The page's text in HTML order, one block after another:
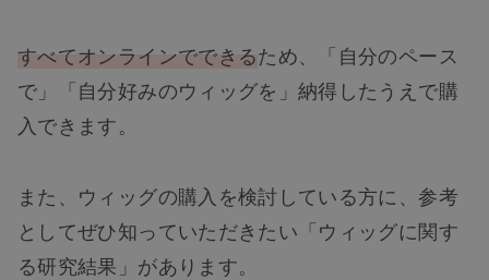
すべてオンラインでできるため、「自分のペース
で」「自分好みのウィッグを」納得したうえで購
入できます。
また、ウィッグの購入を検討している方に、参考
としてぜひ知っていただきたい「ウィッグに関す
る研究結果」があります。